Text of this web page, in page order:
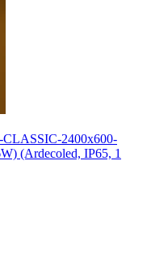
2400x600-
(Ardecoled, IP65, 1